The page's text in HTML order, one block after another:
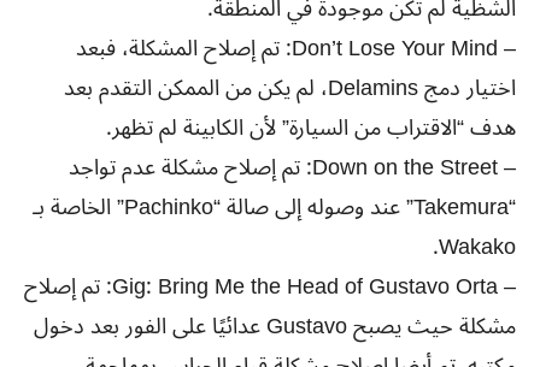
– Don’t Lose Your Mind: تم إصلاح المشكلة، فبعد
اختيار دمج Delamins، لم يكن من الممكن التقدم بعد
هدف “الاقتراب من السيارة” لأن الكابينة لم تظهر.
– Down on the Street: تم إصلاح مشكلة عدم تواجد
“Takemura” عند وصوله إلى صالة “Pachinko” الخاصة بـ
Wakako.
– Gig: Bring Me the Head of Gustavo Orta: تم إصلاح
مشكلة حيث يصبح Gustavo عدائيًا على الفور بعد دخول